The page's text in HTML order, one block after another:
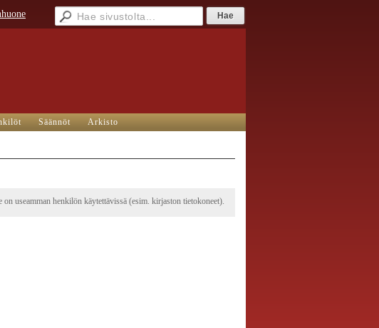
Säännöt Arkisto
useamman henkilön käytettävissä (esim. kirjaston tietokoneet).